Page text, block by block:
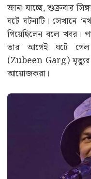
জানা যাচ্ছে, শুক্রবার
ঘটে ঘটনাটি। সেখানে
গিয়েছিলেন বলে খবর।
তার আগেই ঘটে গেল
(Zubeen Garg) মৃত্যুর
আয়োজকরা।